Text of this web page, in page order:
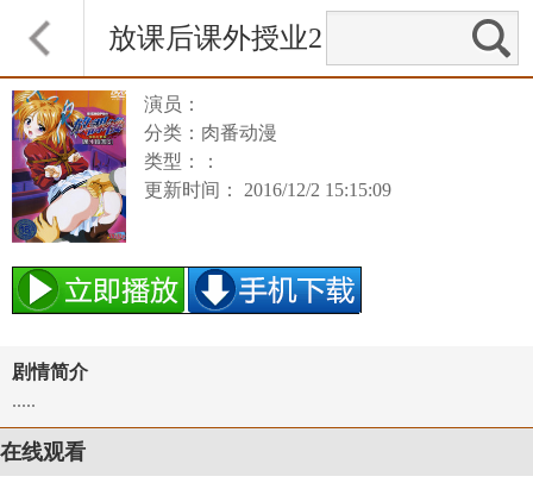
放课后课外授业2
演员：
分类：肉番动漫
类型：：
更新时间： 2016/12/2 15:15:09
剧情简介
.....
在线观看